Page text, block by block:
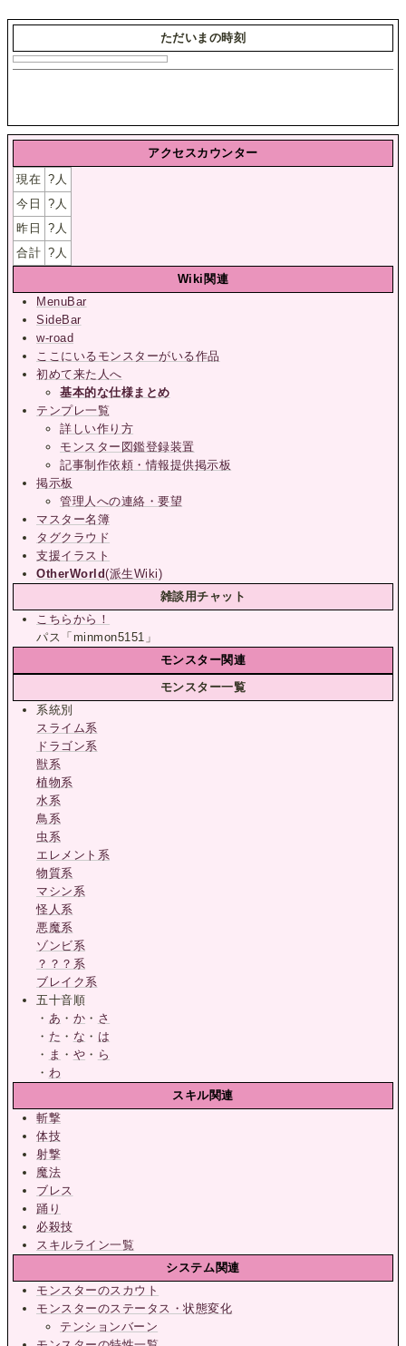
ただいまの時刻
アクセスカウンター
現在 ? 人
今日
? 人
昨日
? 人
合計 ? 人
Wiki関連
MenuBar
SideBar
w-road
ここにいるモンスターがいる作品
初めて来た人へ
基本的な仕様まとめ
テンプレ一覧
詳しい作り方
モンスター図鑑登録装置
記事制作依頼・情報提供掲示板
掲示板
管理人への連絡・要望
マスター名簿
タグクラウド
支援イラスト
OtherWorld(派生Wiki)
雑談用チャット
こちらから！
パス「minmon5151」
モンスター関連
モンスター一覧
系統別
スライム系
ドラゴン系
獣系
植物系
水系
鳥系
虫系
エレメント系
物質系
マシン系
怪人系
悪魔系
ゾンビ系
？？？系
ブレイク系
五十音順
・ あ ・ か ・ さ
・ た ・ な ・ は
・ ま ・ や ・ ら
・ わ
スキル関連
斬撃
体技
射撃
魔法
ブレス
踊り
必殺技
スキルライン一覧
システム関連
モンスターのスカウト
モンスターのステータス・状態変化
テンションバーン